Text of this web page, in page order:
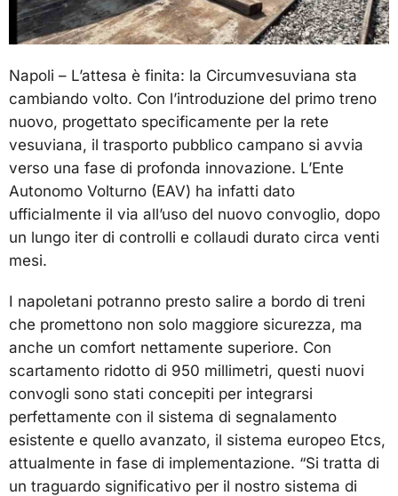
Napoli – L’attesa è finita: la Circumvesuviana sta
cambiando volto. Con l’introduzione del primo treno
nuovo, progettato specificamente per la rete
vesuviana, il trasporto pubblico campano si avvia
verso una fase di profonda innovazione. L’Ente
Autonomo Volturno (EAV) ha infatti dato
ufficialmente il via all’uso del nuovo convoglio, dopo
un lungo iter di controlli e collaudi durato circa venti
mesi.
I napoletani potranno presto salire a bordo di treni
che promettono non solo maggiore sicurezza, ma
anche un comfort nettamente superiore. Con
scartamento ridotto di 950 millimetri, questi nuovi
convogli sono stati concepiti per integrarsi
perfettamente con il sistema di segnalamento
esistente e quello avanzato, il sistema europeo Etcs,
attualmente in fase di implementazione. “Si tratta di
un traguardo significativo per il nostro sistema di